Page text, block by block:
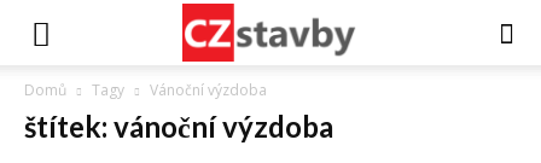
Domů Tagy Vánoční výzdoba
štítek: vánoční výzdoba